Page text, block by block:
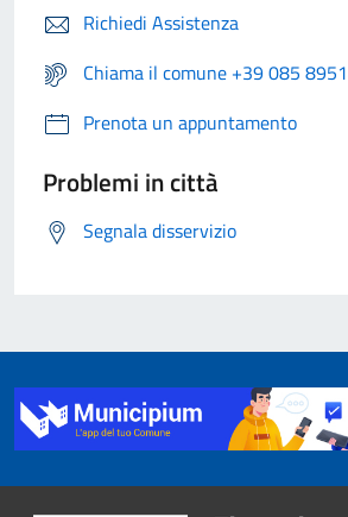
Richiedi Assistenza
Chiama il comune +39 085
Prenota un appuntamento
Problemi in città
Segnala disservizio